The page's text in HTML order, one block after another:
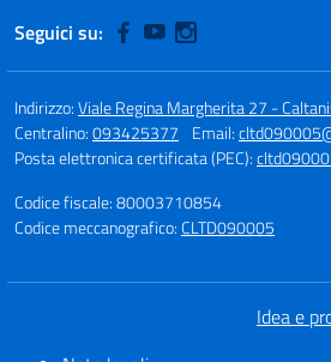
Seguici su:
Indirizzo:Viale Regina Margherita 27 -
Centralino:093425377 Email:
Posta elettronica certificata (PEC):
Codice fiscale: 80003710854
Codice meccanografico:CLTD090005
Idea e